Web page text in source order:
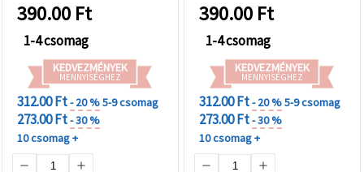
390.00 Ft
1-4 csomag
KEDVEZMÉNYEK
MENNYISÉGHEZ
312.00 Ft- 20 %5-9 csomag
273.00 Ft- 30 %
10 csomag +
390.00 Ft
1-4 csomag
KEDVEZMÉNYEK
MENNYISÉGHEZ
312.00 Ft- 20 %5-9 csomag
273.00 Ft- 30 %
10 csomag +